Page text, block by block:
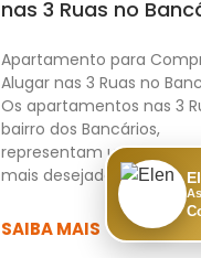
nas 3 Ruas no
Apartamento para
Alugar nas 3 Ruas no
Os apartamentos nas 3
bairro dos Bancários,
representam uma das
mais desejadas de
SAIBA MAIS